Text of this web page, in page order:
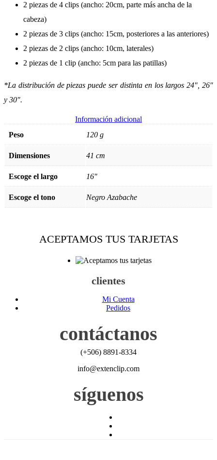
2 piezas de 4 clips (ancho: 20cm, parte más ancha de la
cabeza)
2 piezas de 3 clips (ancho: 15cm, posteriores a las anteriores)
2 piezas de 2 clips (ancho: 10cm, laterales)
2 piezas de 1 clip (ancho: 5cm para las patillas)
*La distribución de piezas puede ser distinta en los largos 24″, 26″
y 30″.
Información adicional
Peso
120 g
Dimensiones 41 cm
Escoge el largo 16"
Escoge el tono Negro Azabache
ACEPTAMOS TUS TARJETAS
clientes
Mi Cuenta
Pedidos
contáctanos
(+506) 8891-8334
info@extenclip.com
síguenos